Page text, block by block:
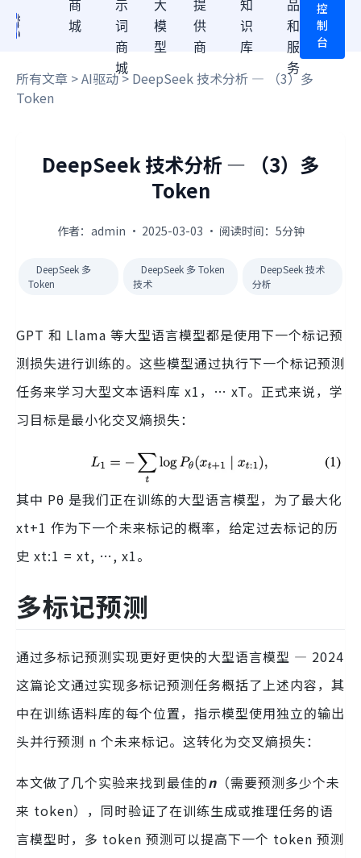
商
城
示
词
商
城
大
模
型
提
供
商
知
识
库
品
和
服
务
控
制
台
所有文章 >AI驱动> DeepSeek 技术分析 — （3）多
Token
DeepSeek 技术分析 — （3）多
Token
作者：admin · 2025-03-03 · 阅读时间：5分钟
DeepSeek 多
Token
DeepSeek 多 Token
技术
DeepSeek 技术
分析
GPT 和 Llama 等大型语言模型都是使用下一个标记预
测损失进行训练的。这些模型通过执行下一个标记预测
任务来学习大型文本语料库 x1，… xT。正式来说，学
习目标是最小化交叉熵损失：
其中 Pθ 是我们正在训练的大型语言模型，为了最大化
xt+1 作为下一个未来标记的概率，给定过去标记的历
史 xt:1 = xt, …, x1。
多标记预测
通过多标记预测实现更好更快的大型语言模型 — 2024
这篇论文通过实现多标记预测任务概括了上述内容，其
中在训练语料库的每个位置，指示模型使用独立的输出
头并行预测 n 个未来标记。这转化为交叉熵损失：
本文做了几个实验来找到最佳的n （需要预测多少个未
来 token），同时验证了在训练生成或推理任务的语
言模型时，多 token 预测可以提高下一个 token 预测